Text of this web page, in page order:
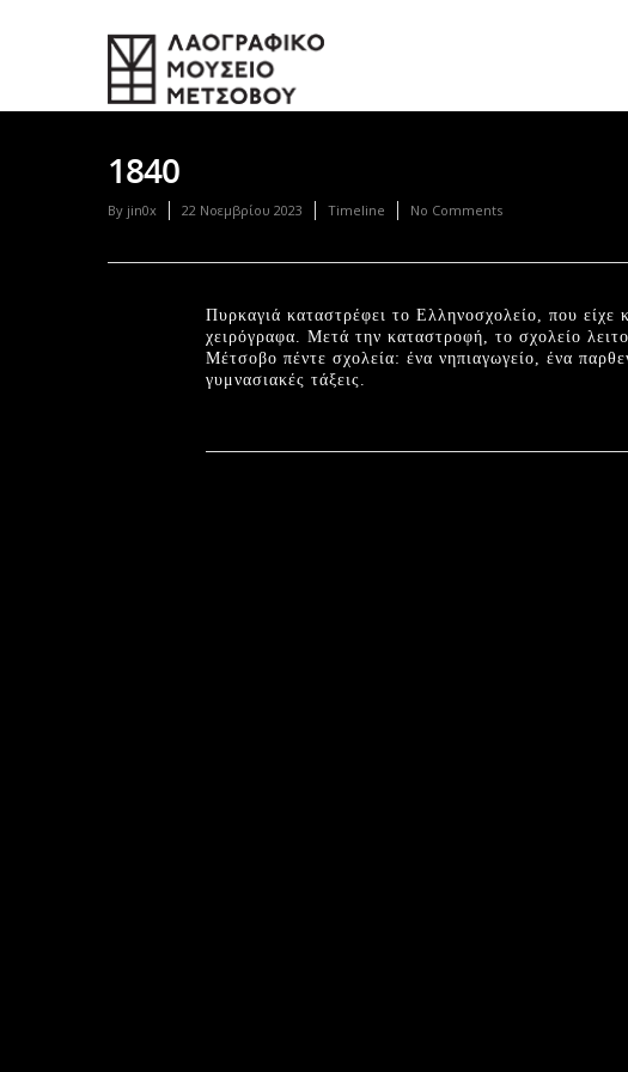
1840
By jin0x 22 Νοεμβρίου 2023 Timeline No Comments
Πυρκαγιά καταστρέφει το Ελληνοσχολείο, που είχε
χειρόγραφα. Μετά την καταστροφή, το σχολείο
Μέτσοβο πέντε σχολεία: ένα νηπιαγωγείο, ένα
γυμνασιακές τάξεις.